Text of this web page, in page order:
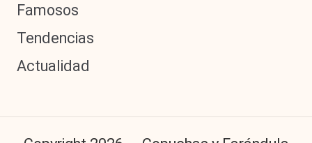
Famosos
Tendencias
Actualidad